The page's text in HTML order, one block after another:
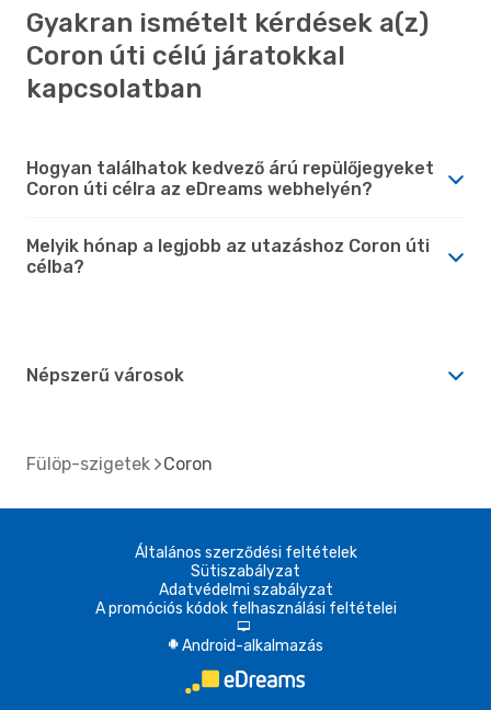
Gyakran ismételt kérdések a(z)
Coron úti célú járatokkal
kapcsolatban
Hogyan találhatok kedvező árú repülőjegyeket
Coron úti célra az eDreams webhelyén?
Melyik hónap a legjobb az utazáshoz Coron úti
célba?
Népszerű városok
Fülöp-szigetek Coron
Általános szerződési feltételek
Sütiszabályzat
Adatvédelmi szabályzat
A promóciós kódok felhasználási feltételei
d
A Android-alkalmazás